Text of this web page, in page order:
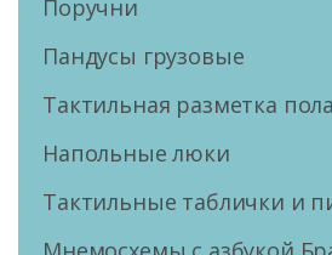
Поручни
Пандусы грузовые
Тактильная разметка пола
Напольные люки
Тактильные таблички и